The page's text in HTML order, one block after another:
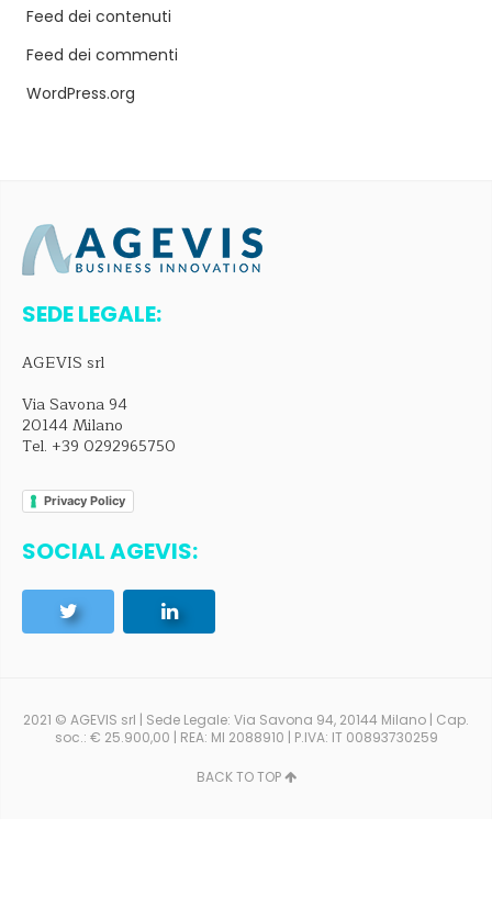
Feed dei contenuti
Feed dei commenti
WordPress.org
SEDE LEGALE:
AGEVIS srl
Via Savona 94
20144 Milano
Tel. +39 0292965750
Privacy Policy
SOCIAL AGEVIS:
2021 © AGEVIS srl | Sede Legale: Via Savona 94, 20144 Milano | Cap.
soc.: € 25.900,00 | REA: MI 2088910 | P.IVA: IT 00893730259
BACK TO TOP